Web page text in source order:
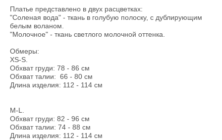
Платье представлено в двух расцветках:
"Соленая вода" - ткань в голубую полоску, с дублирующим
белым воланом.
"Молочное" - ткань светлого молочной оттенка.
Обмеры:
XS-S.
Обхват груди: 78 - 86 см
Обхват талии: 66 - 80 см
Длина изделия: 112 - 114 см
M-L.
Обхват груди: 82 - 96 см
Обхват талии: 74 - 88 см
Длина изделия: 112 - 114 см